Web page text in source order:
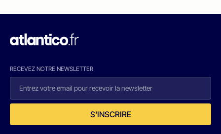
RECEVEZ NOTRE NEWSLETTER
S'INSCRIRE